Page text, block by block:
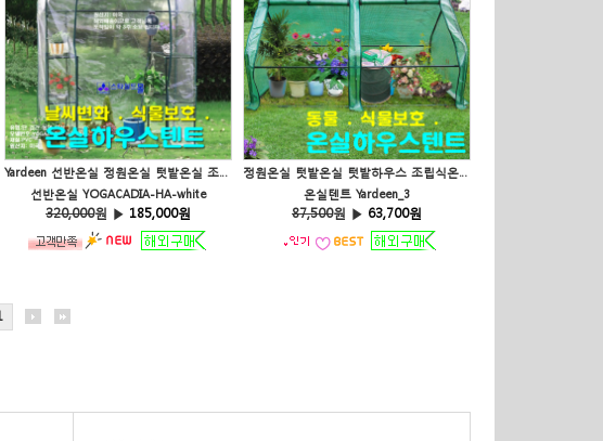
Yardeen 선반온실 정원온실 텃밭온실 조립식온실 온실텐트 비닐하우스 HA-white
선반온실 YOGACADIA-HA-white
320,000원 ▶ 185,000원
정원온실 텃밭온실 텃밭하우스 조립식온실 온실텐트 비닐하우스 Yardeen
온실텐트 Yardeen_3
87,500원 ▶ 63,700원